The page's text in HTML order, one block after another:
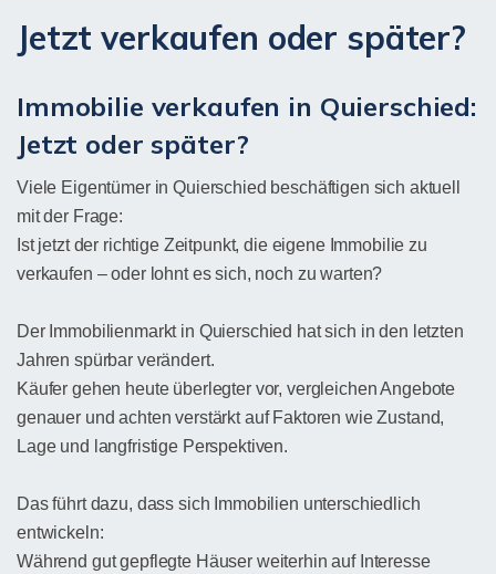
Jetzt verkaufen oder später?
Immobilie verkaufen in Quierschied:
Jetzt oder später?
Viele Eigentümer in Quierschied beschäftigen sich aktuell
mit der Frage:
Ist jetzt der richtige Zeitpunkt, die eigene Immobilie zu
verkaufen – oder lohnt es sich, noch zu warten?
Der Immobilienmarkt in Quierschied hat sich in den letzten
Jahren spürbar verändert.
Käufer gehen heute überlegter vor, vergleichen Angebote
genauer und achten verstärkt auf Faktoren wie Zustand,
Lage und langfristige Perspektiven.
Das führt dazu, dass sich Immobilien unterschiedlich
entwickeln:
Während gut gepflegte Häuser weiterhin auf Interesse